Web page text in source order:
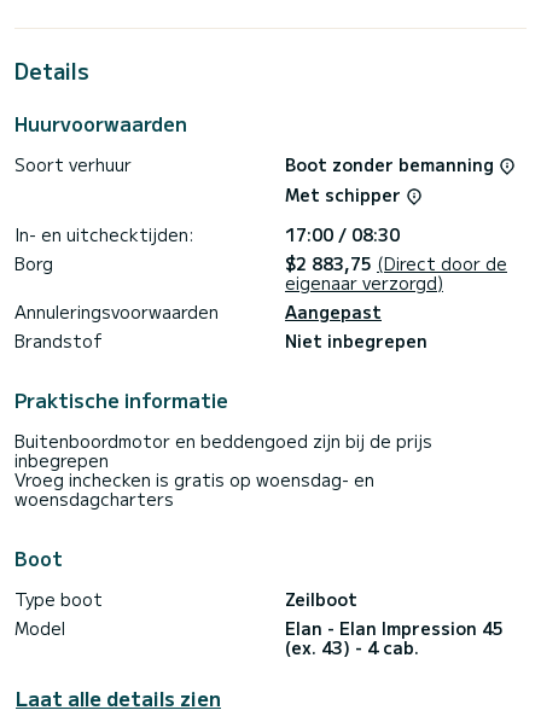
Details
Huurvoorwaarden
Soort verhuur
Boot zonder bemanning
Met schipper
In- en uitchecktijden:
17:00 / 08:30
Borg
$2 883,75 (Direct door de
eigenaar verzorgd)
Annuleringsvoorwaarden
Aangepast
Brandstof
Niet inbegrepen
Praktische informatie
Buitenboordmotor en beddengoed zijn bij de prijs
inbegrepen
Vroeg inchecken is gratis op woensdag- en
woensdagcharters
Boot
Type boot
Zeilboot
Model
Elan - Elan Impression 45
(ex. 43) - 4 cab.
Laat alle details zien